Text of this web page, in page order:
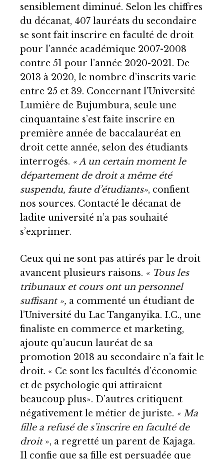
sensiblement diminué. Selon les chiffres
du décanat, 407 lauréats du secondaire
se sont fait inscrire en faculté de droit
pour l’année académique 2007-2008
contre 51 pour l’année 2020-2021. De
2013 à 2020, le nombre d’inscrits varie
entre 25 et 39. Concernant l’Université
Lumière de Bujumbura, seule une
cinquantaine s’est faite inscrire en
première année de baccalauréat en
droit cette année, selon des étudiants
interrogés. « A un certain moment le
département de droit a même été
suspendu, faute d’étudiants», confient
nos sources. Contacté le décanat de
ladite université n’a pas souhaité
s’exprimer.
Ceux qui ne sont pas attirés par le droit
avancent plusieurs raisons. « Tous les
tribunaux et cours ont un personnel
suffisant », a commenté un étudiant de
l’Université du Lac Tanganyika. I.C., une
finaliste en commerce et marketing,
ajoute qu’aucun lauréat de sa
promotion 2018 au secondaire n’a fait le
droit. « Ce sont les facultés d’économie
et de psychologie qui attiraient
beaucoup plus». D’autres critiquent
négativement le métier de juriste. « Ma
fille a refusé de s’inscrire en faculté de
droit », a regretté un parent de Kajaga.
Il confie que sa fille est persuadée que